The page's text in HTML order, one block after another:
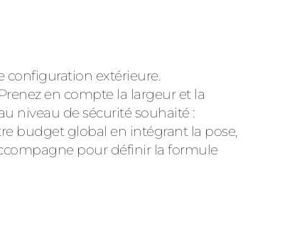
configuration extérieure.
en compte la largeur et la
niveau de sécurité souhaité :
budget global en intégrant la pose,
pour définir la formule